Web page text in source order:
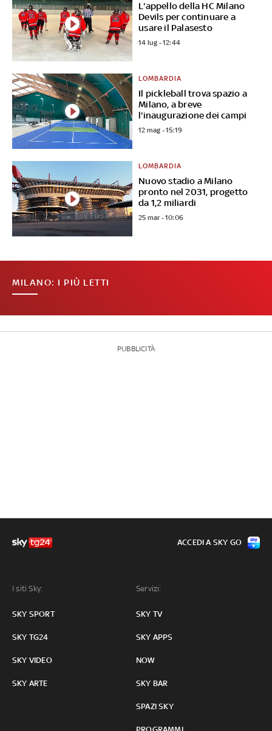
L'appello della HC Milano
Devils per continuare a
usare il Palasesto
14 lug - 12:44
Il pickleball trova spazio a
Milano, a breve
l'inaugurazione dei campi
LOMBARDIA
12 mag - 15:19
Nuovo stadio a Milano
pronto nel 2031, progetto
da 1,2 miliardi
LOMBARDIA
25 mar - 10:06
MILANO: I PIÙ LETTI
PUBBLICITÀ
I siti Sky:
SKY SPORT
SKY TG24
SKY VIDEO
SKY ARTE
Servizi:
SKY TV
SKY APPS
NOW
SKY BAR
SPAZI SKY
ACCEDI A SKY GO